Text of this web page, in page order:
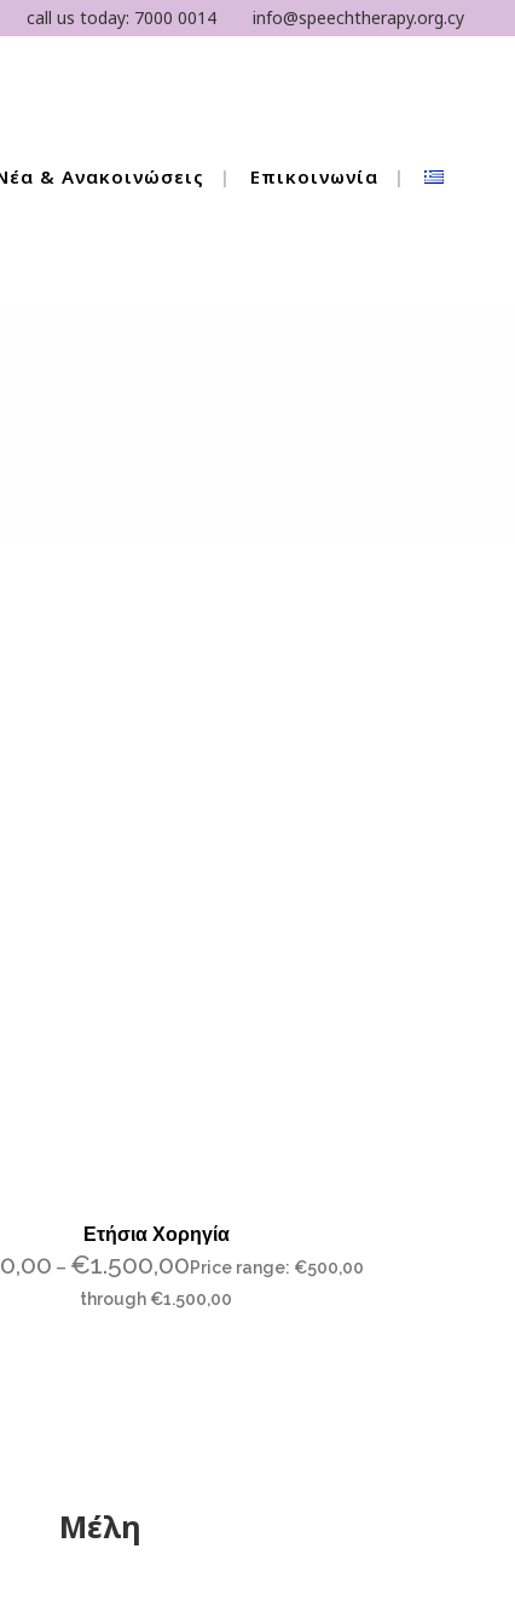
call us today: 7000 0014 info@speechtherapy.org.cy
& Ανακοινώσεις Επικοινωνία
Ετήσια Χορηγία
– €1.500,00Price range: €500,00
through €1.500,00
Μέλη